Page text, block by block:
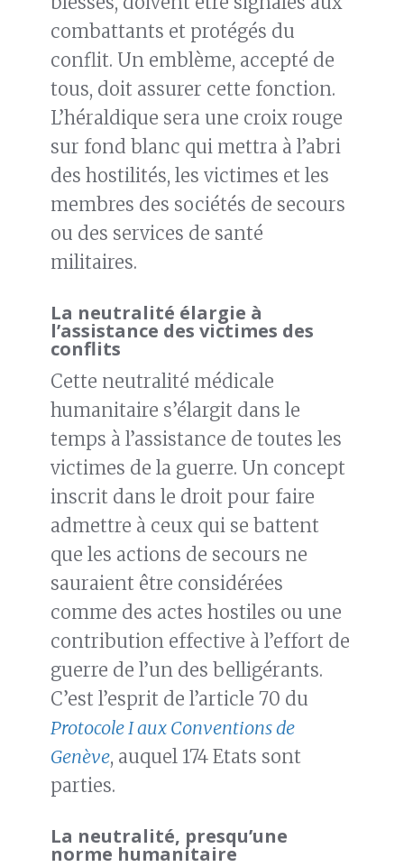
combattants et protégés du
conflit. Un emblème, accepté de
tous, doit assurer cette fonction.
L’héraldique sera une croix rouge
sur fond blanc qui mettra à l’abri
des hostilités, les victimes et les
membres des sociétés de secours
ou des services de santé
militaires.
La neutralité élargie à
l’assistance des victimes des
conflits
Cette neutralité médicale
humanitaire s’élargit dans le
temps à l’assistance de toutes les
victimes de la guerre. Un concept
inscrit dans le droit pour faire
admettre à ceux qui se battent
que les actions de secours ne
sauraient être considérées
comme des actes hostiles ou une
contribution effective à l’effort de
guerre de l’un des belligérants.
C’est l’esprit de l’article 70 du
Protocole I aux Conventions de
Genève, auquel 174 Etats sont
parties.
La neutralité, presqu’une
norme humanitaire